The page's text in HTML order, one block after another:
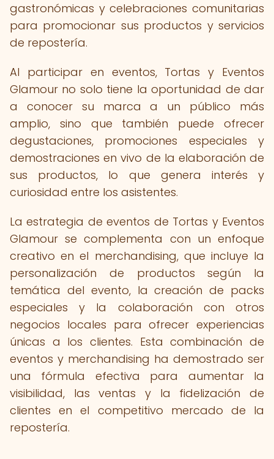
gastronómicas y celebraciones comunitarias
para promocionar sus productos y servicios
de repostería.
Al participar en eventos, Tortas y Eventos
Glamour no solo tiene la oportunidad de dar
a conocer su marca a un público más
amplio, sino que también puede ofrecer
degustaciones, promociones especiales y
demostraciones en vivo de la elaboración de
sus productos, lo que genera interés y
curiosidad entre los asistentes.
La estrategia de eventos de Tortas y Eventos
Glamour se complementa con un enfoque
creativo en el merchandising, que incluye la
personalización de productos según la
temática del evento, la creación de packs
especiales y la colaboración con otros
negocios locales para ofrecer experiencias
únicas a los clientes. Esta combinación de
eventos y merchandising ha demostrado ser
una fórmula efectiva para aumentar la
visibilidad, las ventas y la fidelización de
clientes en el competitivo mercado de la
repostería.